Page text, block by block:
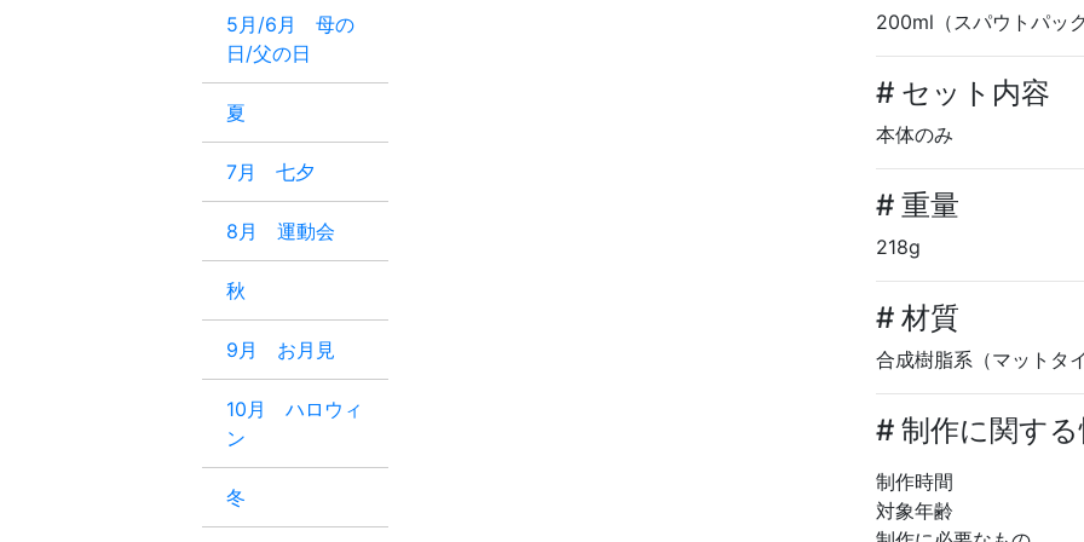
5月/6月 母の
日/父の日
夏
7月 七夕
8月 運動会
秋
9月 お月見
10月 ハロウィ
ン
冬
200ml（スパウトパック
# セット内容
本体のみ
# 重量
218g
# 材質
合成樹脂系（マットタイ
# 制作に関する
制作時間
対象年齢